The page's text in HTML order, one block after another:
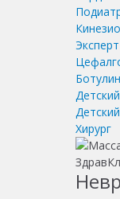
Хирург